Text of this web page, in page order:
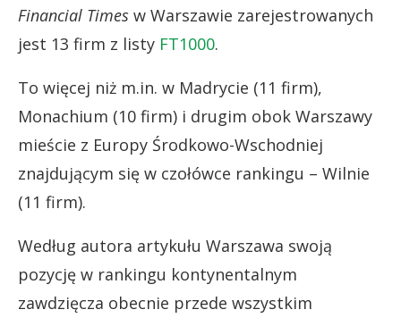
Financial Times w Warszawie zarejestrowanych
jest 13 firm z listy FT1000.
To więcej niż m.in. w Madrycie (11 firm),
Monachium (10 firm) i drugim obok Warszawy
mieście z Europy Środkowo-Wschodniej
znajdującym się w czołówce rankingu – Wilnie
(11 firm).
Według autora artykułu Warszawa swoją
pozycję w rankingu kontynentalnym
zawdzięcza obecnie przede wszystkim